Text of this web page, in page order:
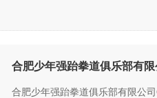
合肥少年强跆拳道俱乐部有
合肥少年强跆拳道俱乐部有限公